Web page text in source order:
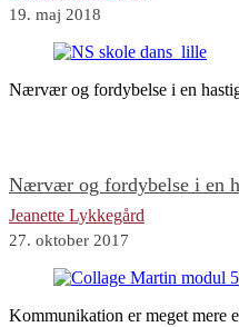
19. maj 2018
Nærvær og fordybelse i en
Nærvær og fordybelse i en
Jeanette Lykkegård
27. oktober 2017
Kommunikation er meget mere